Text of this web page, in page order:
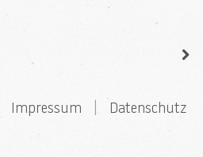
Impressum Datenschutz